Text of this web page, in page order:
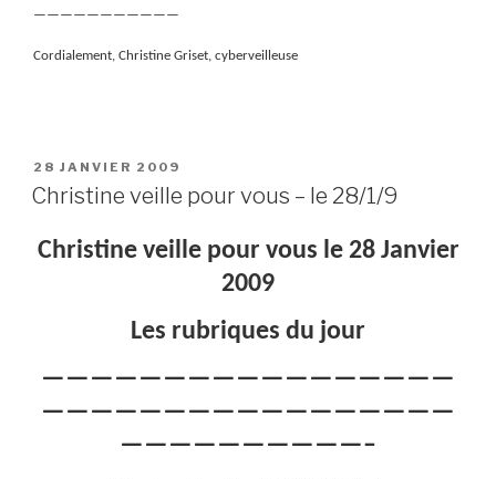
———————————
Cordialement, Christine Griset, cyberveilleuse
PUBLIÉ
LE
28 JANVIER 2009
Christine veille pour vous – le 28/1/9
Christine veille pour vous le 28 Janvier
2009
Les rubriques du jour
—————————————————
—————————————————
——————————–